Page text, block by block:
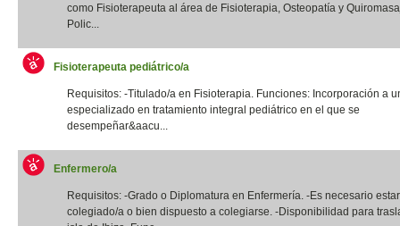
como Fisioterapeuta al área de Fisioterapia, Osteopatía y
Polic...
Fisioterapeuta pediátrico/a
Requisitos: -Titulado/a en Fisioterapia. Funciones: Incorporación a
especializado en tratamiento integral pediátrico en el que se
desempeñar&aacu...
Enfermero/a
Requisitos: -Grado o Diplomatura en Enfermería. -Es necesario estar
colegiado/a o bien dispuesto a colegiarse. -Disponibilidad para